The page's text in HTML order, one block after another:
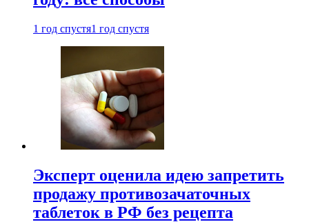
1 год спустя1 год спустя
Эксперт оценила идею запретить
продажу противозачаточных
таблеток в РФ без рецепта